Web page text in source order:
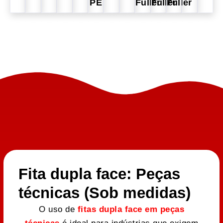
PE
FullerFullerFuller
Fita dupla face: Peças
técnicas (Sob medidas)
O uso de fitas dupla face em peças